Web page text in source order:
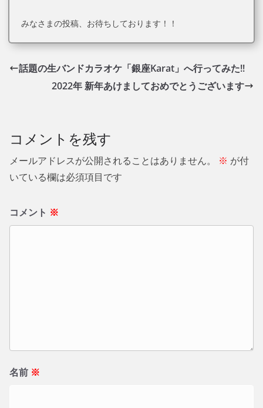
みなさまの投稿、お待ちしております！！
話題の生バンドカラオケ「銀座Karat」へ行ってみた!!
2022年 新年あけましておめでとうございます
コメントを残す
メールアドレスが公開されることはありません。 ※ が付
いている欄は必須項目です
コメント ※
名前 ※